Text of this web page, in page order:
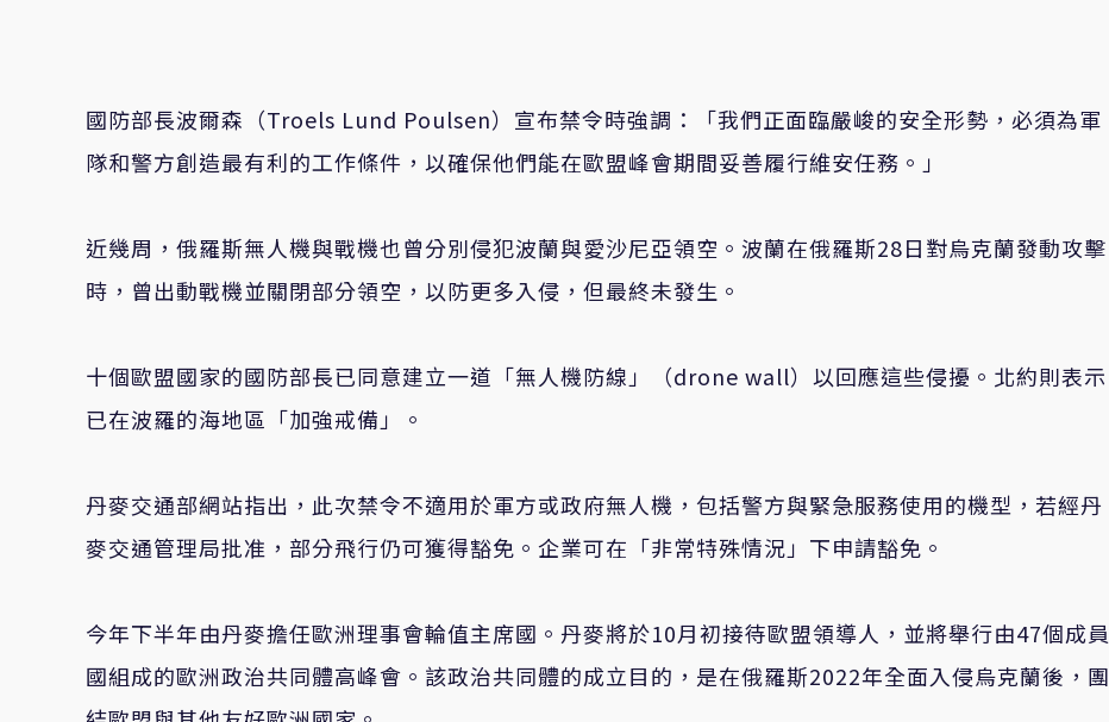
國防部長波爾森（Troels Lund Poulsen）宣布禁令時強調：「我們正面臨嚴峻的安全形勢，必須為軍
隊和警方創造最有利的工作條件，以確保他們能在歐盟峰會期間妥善履行維安任務。」
近幾周，俄羅斯無人機與戰機也曾分別侵犯波蘭與愛沙尼亞領空。波蘭在俄羅斯28日對烏克蘭發動攻擊
時，曾出動戰機並關閉部分領空，以防更多入侵，但最終未發生。
十個歐盟國家的國防部長已同意建立一道「無人機防線」（drone wall）以回應這些侵擾。北約則表示
已在波羅的海地區「加強戒備」。
丹麥交通部網站指出，此次禁令不適用於軍方或政府無人機，包括警方與緊急服務使用的機型，若經丹
麥交通管理局批准，部分飛行仍可獲得豁免。企業可在「非常特殊情況」下申請豁免。
今年下半年由丹麥擔任歐洲理事會輪值主席國。丹麥將於10月初接待歐盟領導人，並將舉行由47個成員
國組成的歐洲政治共同體高峰會。該政治共同體的成立目的，是在俄羅斯2022年全面入侵烏克蘭後，團